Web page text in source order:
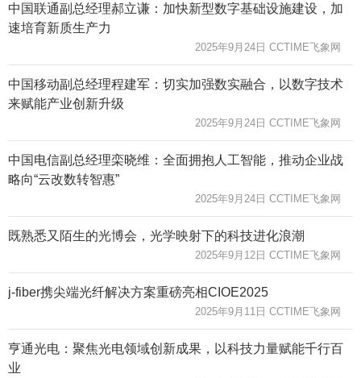
中国联通副总经理郝立谦：加快新型数字基础设施建设，加
速培育新质生产力
2025年9月24日 CCTIME飞象网
中国移动副总经理程建军：切实加强数实融合，以数字技术
来赋能产业创新升级
2025年9月24日 CCTIME飞象网
中国电信副总经理栾晓维：全面拥抱人工智能，推动企业战
略向“云改数转智惠”
2025年9月24日 CCTIME飞象网
既熟悉又陌生的光博会，光学映射下的科技进化浪潮
2025年9月12日 CCTIME飞象网
j-fiber携尖端光纤解决方案重磅亮相CIOE2025
2025年9月11日 CCTIME飞象网
亨通光电：聚焦光电领域创新成果，以科技力量赋能千行百
业